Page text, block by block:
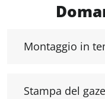
Montaggio in
Stampa del